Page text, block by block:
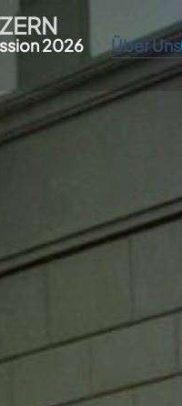
2026 Über Uns